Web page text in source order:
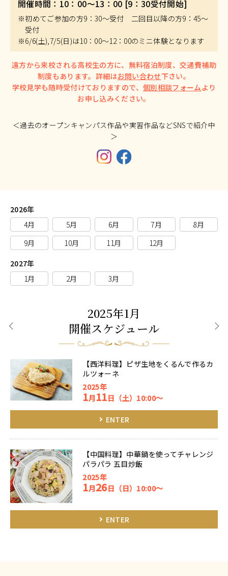
開催時間：10：00～13：00 [9：30受付開始]
※初めてご参加の方9：30～受付 二回目以降の方9：45～
受付
※6/6(土),7/5(日)は10：00～12：00のミニ体験となります
遠方から来校される高校生の方に、無料宿泊制度、交通費補助
制度もあります。詳細はお問い合わせ下さい。
学校見学も随時受付けておりますので、 個別相談フォームより
お申し込みください。
＜過去のオープンキャンパス作品や実習作品などSNSで紹介中
＞
2026年
4月
5月 6月 7月
8月
9月
10月 11月
12月
2027年
1月
2月 3月
2025年1月
開催スケジュール
【西洋料理】ピザ生地をくるんで作るカ
ルツォーネ
2025年
1月 11日（土）10:00～
ENTER
【中国料理】中華鍋を使ってチャレンジ
パラパラ 五目炒飯
2025年
1月26日（日）10:00～
ENTER